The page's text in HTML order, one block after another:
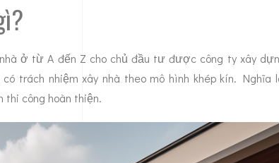
ở từ A đến Z cho chủ đầu tư được công ty xây
trách nhiệm xây nhà theo mô hình khép kín. Nghĩa
thi công hoàn thiện.